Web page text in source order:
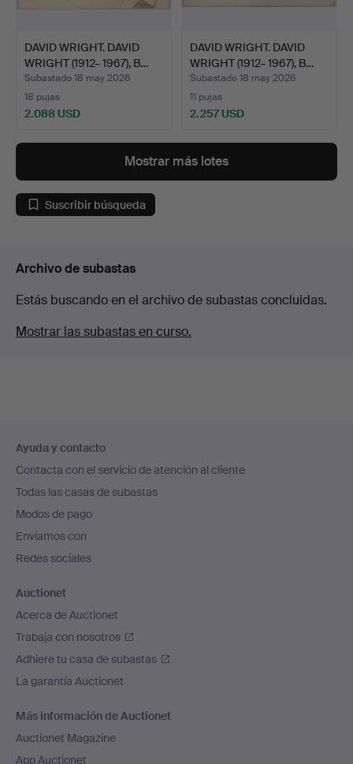
DAVID WRIGHT. DAVID
WRIGHT (1912– 1967), B…
Subastado 18 may 2026
18 pujas
2.088 USD
DAVID WRIGHT. DAVID
WRIGHT (1912– 1967), B…
Subastado 18 may 2026
11 pujas
2.257 USD
Mostrar más lotes
Suscribir búsqueda
Archivo de subastas
Estás buscando en el archivo de subastas concluidas.
Mostrar las subastas en curso.
en
el
pie
de
página
Ayuda y contacto
Contacta con el servicio de atención al cliente
Todas las casas de subastas
Modos de pago
Enviamos con
Redes sociales
Auctionet
Acerca de Auctionet
Trabaja con nosotros
Adhiere tu casa de subastas
La garantía Auctionet
Más información de Auctionet
Auctionet Magazine
App Auctionet